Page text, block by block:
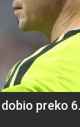
preko